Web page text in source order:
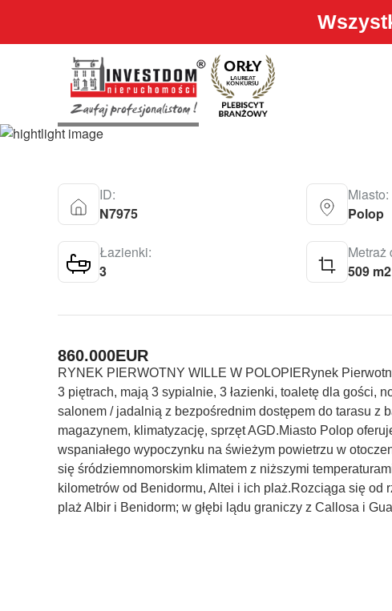
HOUSE – POLOP
860.000EUR
ID:
N7975
Miasto:
Polop
Łazienki:
3
Metraż
509 m2
860.000EUR
RYNEK PIERWOTNY WILLE W POLOPIERynek
3 piętrach, mają 3 sypialnie, 3 łazienki, toaletę dla gości,
salonem / jadalnią z bezpośrednim dostępem do tarasu z
magazynem, klimatyzację, sprzęt AGD.Miasto Polop
wspaniałego wypoczynku na świeżym powietrzu w
się śródziemnomorskim klimatem z niższymi
kilometrów od Benidormu, Altei i ich plaż.Rozciąga się
plaż Albir i Benidorm; w głębi lądu graniczy z Callosa i